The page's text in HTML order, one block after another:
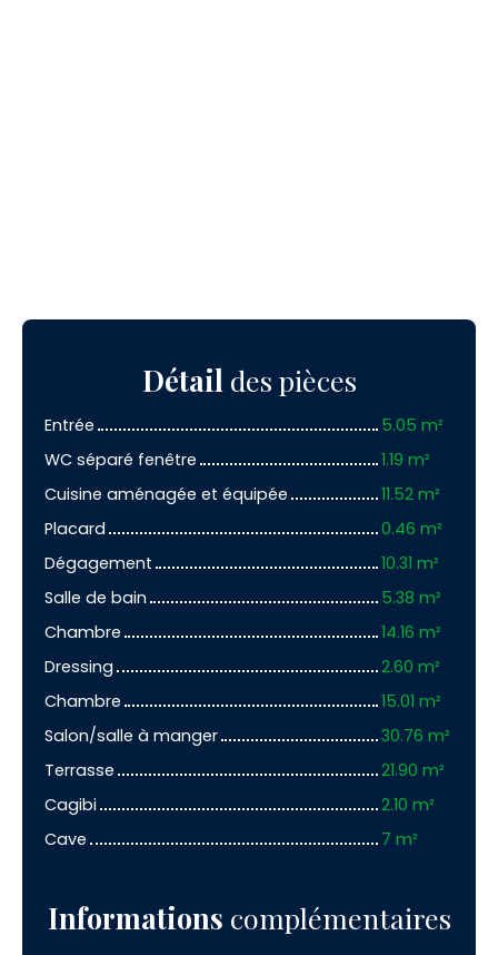
Détail des pièces
Entrée
5.05 m²
WC séparé fenêtre
1.19 m²
Cuisine aménagée et équipée
11.52 m²
Placard
0.46 m²
Dégagement
10.31 m²
Salle de bain
5.38 m²
Chambre
14.16 m²
Dressing
2.60 m²
Chambre
15.01 m²
Salon/salle à manger
30.76 m²
Terrasse
21.90 m²
Cagibi
2.10 m²
Cave
7 m²
Informations complémentaires